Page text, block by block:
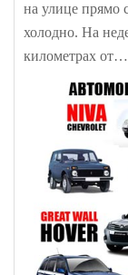
на улице прямо
холодно. На
километрах от…